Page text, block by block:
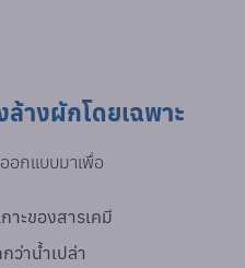
างผักโดยเฉพาะ
กแบบมาเพื่อ
าะของสารเคมี
ว่าน้ำเปล่า